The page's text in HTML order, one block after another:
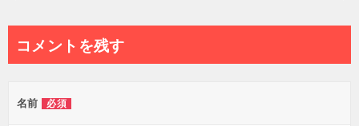
ビ
ー
コメントを残す
名前 必須